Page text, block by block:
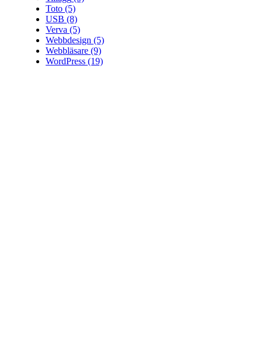
Toto (5)
USB (8)
Verva (5)
Webbdesign (5)
Webbläsare (9)
WordPress (19)